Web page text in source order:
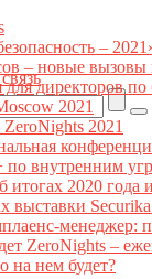
–
– новые вызовы
директоров
2021
2021
внутренним
итогах 2020
выставки
менеджер:
ZeroNights –
на нем будет?